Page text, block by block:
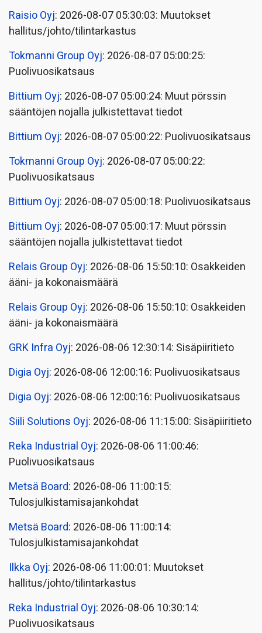
Raisio Oyj: 2026-08-07 05:30:03: Muutokset
hallitus/johto/tilintarkastus
Tokmanni Group Oyj: 2026-08-07 05:00:25:
Puolivuosikatsaus
Bittium Oyj: 2026-08-07 05:00:24: Muut pörssin
sääntöjen nojalla julkistettavat tiedot
Bittium Oyj: 2026-08-07 05:00:22: Puolivuosikatsaus
Tokmanni Group Oyj: 2026-08-07 05:00:22:
Puolivuosikatsaus
Bittium Oyj: 2026-08-07 05:00:18: Puolivuosikatsaus
Bittium Oyj: 2026-08-07 05:00:17: Muut pörssin
sääntöjen nojalla julkistettavat tiedot
Relais Group Oyj: 2026-08-06 15:50:10: Osakkeiden
ääni- ja kokonaismäärä
Relais Group Oyj: 2026-08-06 15:50:10: Osakkeiden
ääni- ja kokonaismäärä
GRK Infra Oyj: 2026-08-06 12:30:14: Sisäpiiritieto
Digia Oyj: 2026-08-06 12:00:16: Puolivuosikatsaus
Digia Oyj: 2026-08-06 12:00:16: Puolivuosikatsaus
Siili Solutions Oyj: 2026-08-06 11:15:00: Sisäpiiritieto
Reka Industrial Oyj: 2026-08-06 11:00:46:
Puolivuosikatsaus
Metsä Board: 2026-08-06 11:00:15:
Tulosjulkistamisajankohdat
Metsä Board: 2026-08-06 11:00:14:
Tulosjulkistamisajankohdat
Ilkka Oyj: 2026-08-06 11:00:01: Muutokset
hallitus/johto/tilintarkastus
Reka Industrial Oyj: 2026-08-06 10:30:14:
Puolivuosikatsaus